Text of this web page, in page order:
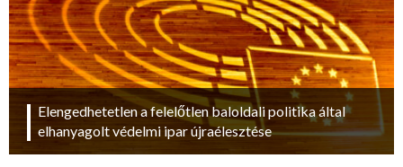
Elengedhetetlen a felelőtlen baloldali politika által
elhanyagolt védelmi ipar újraélesztése